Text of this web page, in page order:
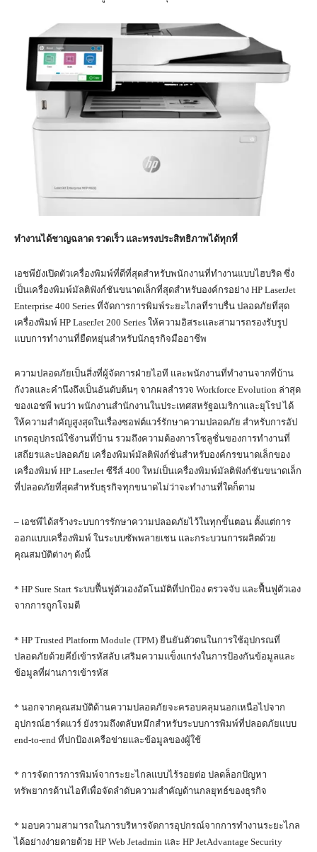
ทำงานได้ชาญฉลาด รวดเร็ว และทรงประสิทธิภาพได้ทุกที่
เอชพียังเปิดตัวเครื่องพิมพ์ที่ดีที่สุดสำหรับพนักงานที่ทำงานแบบไฮบริด ซึ่ง
เป็นเครื่องพิมพ์มัลติฟังก์ชันขนาดเล็กที่สุดสำหรับองค์กรอย่าง HP LaserJet
Enterprise 400 Series ที่จัดการการพิมพ์ระยะไกลที่ราบรื่น ปลอดภัยที่สุด
เครื่องพิมพ์ HP LaserJet 200 Series ให้ความอิสระและสามารถรองรับรูป
แบบการทำงานที่ยืดหยุ่นสำหรับนักธุรกิจมืออาชีพ
ความปลอดภัยเป็นสิ่งที่ผู้จัดการฝ่ายไอที และพนักงานที่ทำงานจากที่บ้าน
กังวลและคำนึงถึงเป็นอันดับต้นๆ จากผลสำรวจ Workforce Evolution ล่าสุด
ของเอชพี พบว่า พนักงานสำนักงานในประเทศสหรัฐอเมริกาและยุโรป ได้
ให้ความสำคัญสูงสุดในเรื่องซอฟต์แวร์รักษาความปลอดภัย สำหรับการอัป
เกรดอุปกรณ์ใช้งานที่บ้าน รวมถึงความต้องการโซลูชั่นของการทำงานที่
เสถียรและปลอดภัย เครื่องพิมพ์มัลติฟังก์ชั่นสำหรับองค์กรขนาดเล็กของ
เครื่องพิมพ์ HP LaserJet ซีรีส์ 400 ใหม่เป็นเครื่องพิมพ์มัลติฟังก์ชันขนาดเล็ก
ที่ปลอดภัยที่สุดสำหรับธุรกิจทุกขนาดไม่ว่าจะทำงานที่ใดก็ตาม
– เอชพีได้สร้างระบบการรักษาความปลอดภัยไว้ในทุกขั้นตอน ตั้งแต่การ
ออกแบบเครื่องพิมพ์ ในระบบซัพพลายเชน และกระบวนการผลิตด้วย
คุณสมบัติต่างๆ ดังนี้
* HP Sure Start ระบบฟื้นฟูตัวเองอัตโนมัติที่ปกป้อง ตรวจจับ และฟื้นฟูตัวเอง
จากการถูกโจมตี
* HP Trusted Platform Module (TPM) ยืนยันตัวตนในการใช้อุปกรณที่
ปลอดภัยด้วยคีย์เข้ารหัสลับ เสริมความแข็งแกร่งในการป้องกันข้อมูลและ
ข้อมูลที่ผ่านการเข้ารหัส
* นอกจากคุณสมบัติด้านความปลอดภัยจะครอบคลุมนอกเหนือไปจาก
อุปกรณ์ฮาร์ดแวร์ ยังรวมถึงตลับหมึกสำหรับระบบการพิมพ์ที่ปลอดภัยแบบ
end-to-end ที่ปกป้องเครือข่ายและข้อมูลของผู้ใช้
* การจัดการการพิมพ์จากระยะไกลแบบไร้รอยต่อ ปลดล็อกปัญหา
ทรัพยากรด้านไอทีเพื่อจัดลำดับความสำคัญด้านกลยุทธ์ของธุรกิจ
* มอบความสามารถในการบริหารจัดการอุปกรณ์จากการทำงานระยะไกล
ได้อย่างง่ายดายด้วย HP Web Jetadmin และ HP JetAdvantage Security